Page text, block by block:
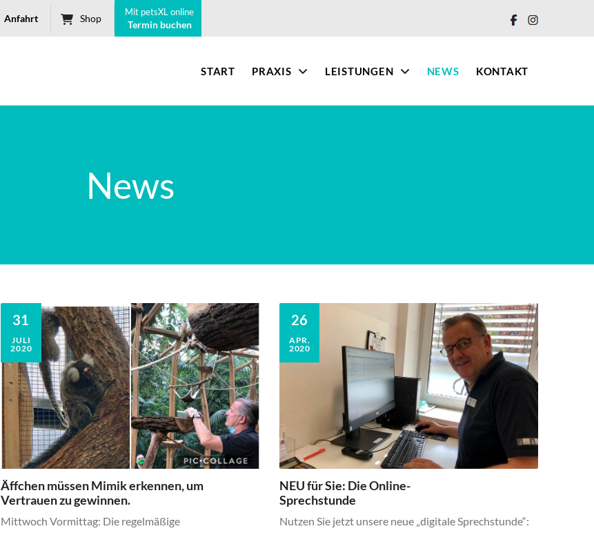
Anfahrt Shop
Mit petsXL online
Termin buchen
START PRAXIS LEISTUNGEN NEWS KONTAKT
News
31
JULI
2020
Äffchen müssen Mimik erkennen, um
Vertrauen zu gewinnen.
Mittwoch Vormittag: Die regelmäßige
26
APR.
2020
NEU für Sie: Die Online-
Sprechstunde
Nutzen Sie jetzt unsere neue „digitale Sprechstunde“: